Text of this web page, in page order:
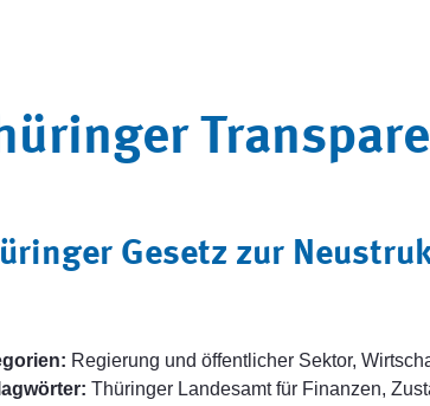
Gesetz zur
Regierung und öffentlicher Sektor,
Thüringer Landesamt für Finanzen,